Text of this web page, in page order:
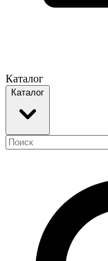
Каталог
Каталог